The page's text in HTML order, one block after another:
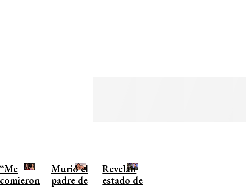
“Me
comieron
Murió el
padre de
Revelan
estado de